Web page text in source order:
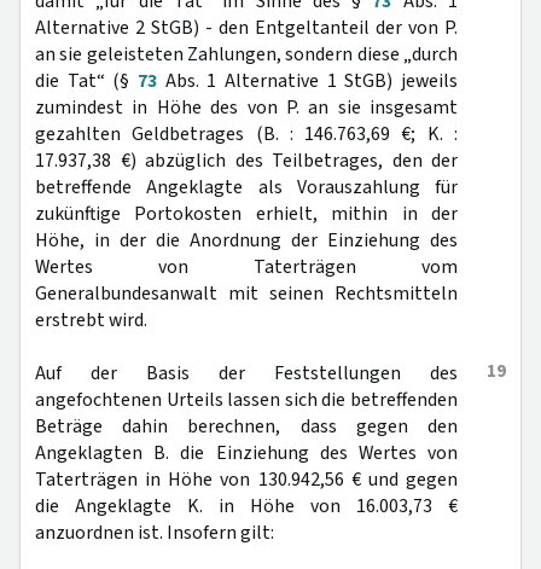
Alternative 2 StGB) - den Entgeltanteil der von P.
an sie geleisteten Zahlungen, sondern diese „durch
die Tat“ (§ 73 Abs. 1 Alternative 1 StGB) jeweils
zumindest in Höhe des von P. an sie insgesamt
gezahlten Geldbetrages (B. : 146.763,69 €; K. :
17.937,38 €) abzüglich des Teilbetrages, den der
betreffende Angeklagte als Vorauszahlung für
zukünftige Portokosten erhielt, mithin in der
Höhe, in der die Anordnung der Einziehung des
Wertes von Taterträgen vom
Generalbundesanwalt mit seinen Rechtsmitteln
erstrebt wird.
19
Auf der Basis der Feststellungen des
angefochtenen Urteils lassen sich die betreffenden
Beträge dahin berechnen, dass gegen den
Angeklagten B. die Einziehung des Wertes von
Taterträgen in Höhe von 130.942,56 € und gegen
die Angeklagte K. in Höhe von 16.003,73 €
anzuordnen ist. Insofern gilt: